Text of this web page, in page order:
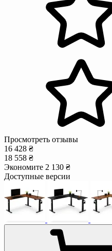
Просмотреть отзывы
16 428 ₴
18 558 ₴
Экономите 2 130 ₴
Доступные версии